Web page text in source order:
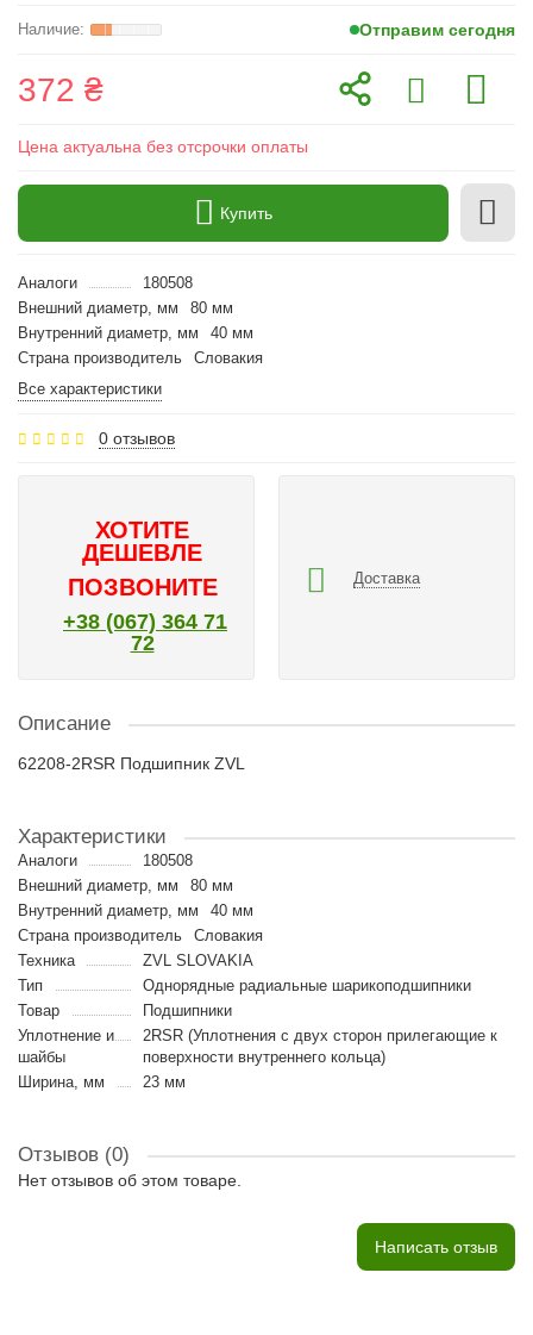
Отправим сегодня
372 ₴
Цена актуальна без отсрочки оплаты
Купить
Аналоги
180508
Внешний диаметр, мм
80 мм
Внутренний диаметр, мм
40 мм
Страна производитель
Словакия
Все характеристики
0 отзывов
ХОТИТЕ
ДЕШЕВЛЕ
ПОЗВОНИТЕ
+38 (067) 364 71
72
Доставка
Описание
62208-2RSR Подшипник ZVL
Характеристики
Аналоги
180508
Внешний диаметр, мм
80 мм
Внутренний диаметр, мм
40 мм
Страна производитель
Словакия
Техника
ZVL SLOVAKIA
Тип
Однорядные радиальные шарикоподшипники
Товар
Подшипники
Уплотнение и
шайбы
2RSR (Уплотнения с двух сторон прилегающие к
поверхности внутреннего кольца)
Ширина, мм
23 мм
Отзывов (0)
Нет отзывов об этом товаре.
Написать отзыв